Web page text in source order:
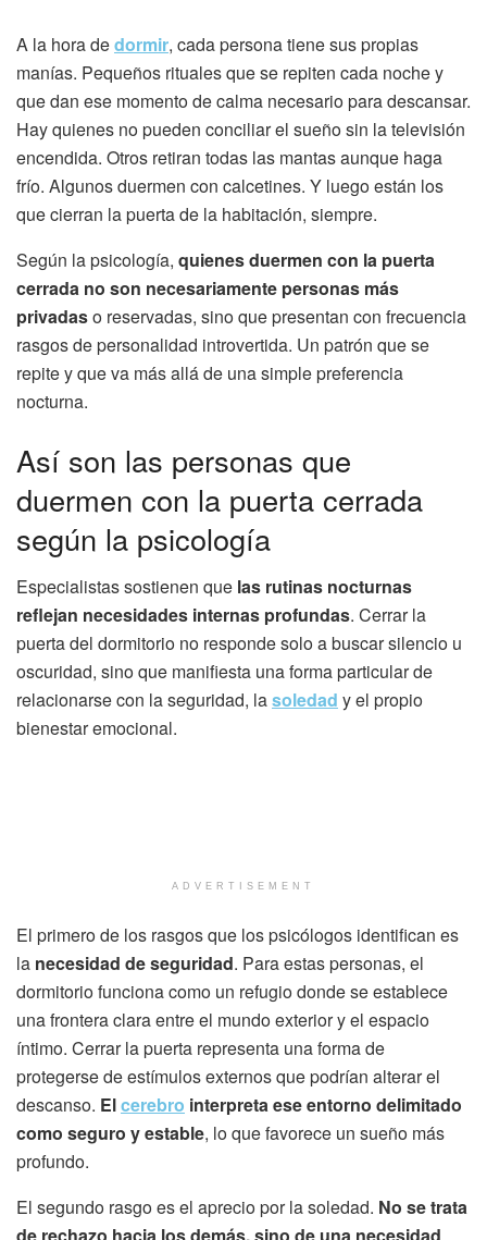
A la hora dedormir, cada persona tiene sus propias
manías. Pequeños rituales que se repiten cada noche y
que dan ese momento de calma necesario para descansar.
Hay quienes no pueden conciliar el sueño sin la televisión
encendida. Otros retiran todas las mantas aunque haga
frío. Algunos duermen con calcetines. Y luego están los
que cierran la puerta de la habitación, siempre.
Según la psicología, quienes duermen con la puerta
cerrada no son necesariamente personas más
privadaso reservadas, sino que presentan con frecuencia
rasgos de personalidad introvertida. Un patrón que se
repite y que va más allá de una simple preferencia
nocturna.
Así son las personas que
duermen con la puerta cerrada
según la psicología
Especialistas sostienen que las rutinas nocturnas
reflejan necesidades internas profundas. Cerrar la
puerta del dormitorio no responde solo a buscar silencio u
oscuridad, sino que manifiesta una forma particular de
relacionarse con la seguridad, lasoledad y el propio
bienestar emocional.
ADVERTISEMENT
El primero de los rasgos que los psicólogos identifican es
la necesidad de seguridad. Para estas personas, el
dormitorio funciona como un refugio donde se establece
una frontera clara entre el mundo exterior y el espacio
íntimo. Cerrar la puerta representa una forma de
protegerse de estímulos externos que podrían alterar el
descanso. Elcerebro interpreta ese entorno delimitado
como seguro y estable, lo que favorece un sueño más
profundo.
El segundo rasgo es el aprecio por la soledad. No se trata